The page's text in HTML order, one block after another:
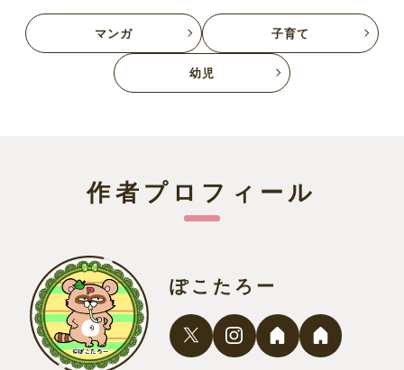
マンガ 子育て
幼児
作者プロフィール
ぽこたろー